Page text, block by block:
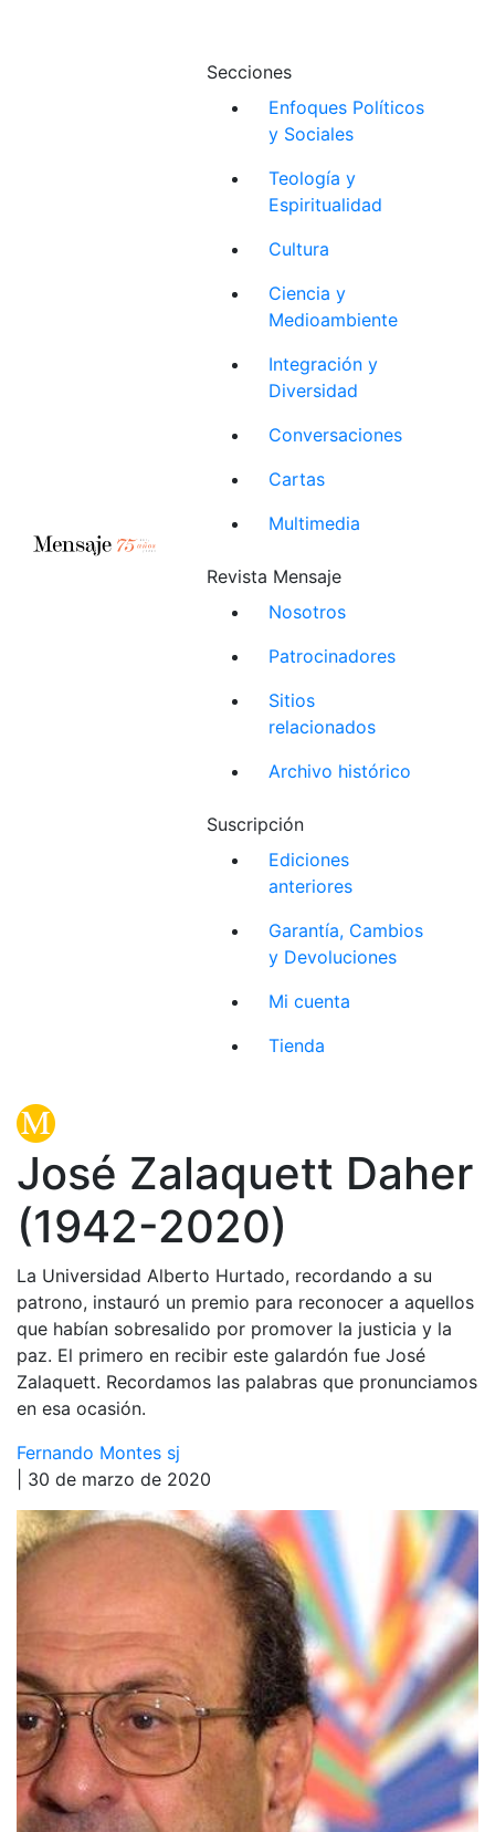
Secciones
Enfoques Políticos
y Sociales
Teología y
Espiritualidad
Cultura
Ciencia y
Medioambiente
Integración y
Diversidad
Conversaciones
Cartas
Multimedia
Revista Mensaje
Nosotros
Patrocinadores
Sitios
relacionados
Archivo histórico
Suscripción
Ediciones
anteriores
Garantía, Cambios
y Devoluciones
Mi cuenta
Tienda
José Zalaquett Daher
(1942-2020)
La Universidad Alberto Hurtado, recordando a su
patrono, instauró un premio para reconocer a aquellos
que habían sobresalido por promover la justicia y la
paz. El primero en recibir este galardón fue José
Zalaquett. Recordamos las palabras que pronunciamos
en esa ocasión.
Fernando Montes sj
| 30 de marzo de 2020